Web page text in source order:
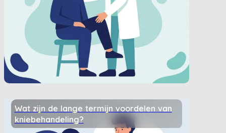
Wat zijn de lange termijn voordelen van
kniebehandeling?